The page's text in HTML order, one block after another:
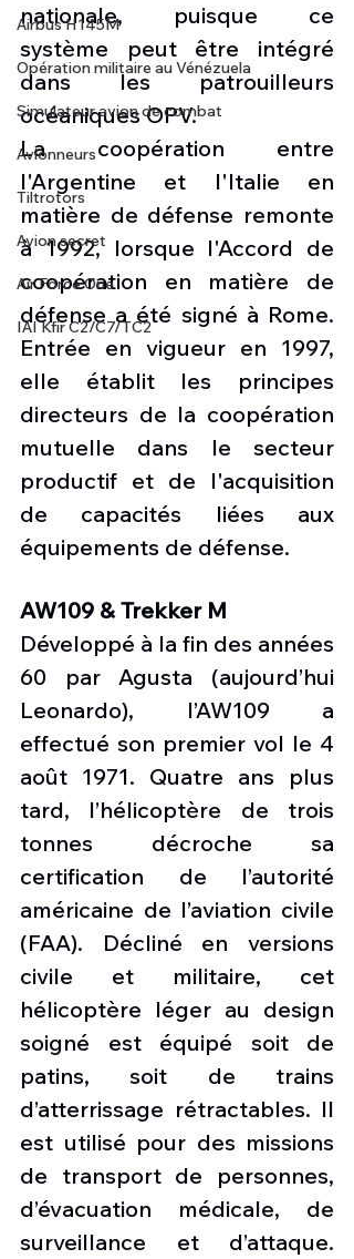
Airbus H145M
Opération militaire au Vénézuela
Simulateur avion de combat
Avionneurs
Tiltrotors
Avion secret
Air Force One
IAI Kfir C2/C7/TC2
nationale, puisque ce
système peut être intégré
dans les patrouilleurs
océaniques OPV.
La coopération entre
l'Argentine et l'Italie en
matière de défense remonte
à 1992, lorsque l'Accord de
coopération en matière de
défense a été signé à Rome.
Entrée en vigueur en 1997,
elle établit les principes
directeurs de la coopération
mutuelle dans le secteur
productif et de l'acquisition
de capacités liées aux
équipements de défense.
AW109 & Trekker M
Développé à la fin des années
60 par Agusta (aujourd’hui
Leonardo), l’AW109 a
effectué son premier vol le 4
août 1971. Quatre ans plus
tard, l’hélicoptère de trois
tonnes décroche sa
certification de l’autorité
américaine de l’aviation civile
(FAA). Décliné en versions
civile et militaire, cet
hélicoptère léger au design
soigné est équipé soit de
patins, soit de trains
d’atterrissage rétractables. Il
est utilisé pour des missions
de transport de personnes,
d’évacuation médicale, de
surveillance et d’attaque.